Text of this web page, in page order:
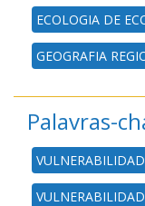
ECOLOGIA DE
GEOGRAFIA
Palavras-